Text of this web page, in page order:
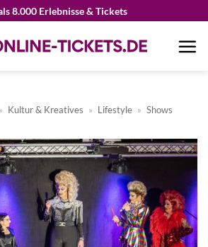
8.000 Erlebnisse & Tickets
» Kultur & Kreatives » Lifestyle » Shows